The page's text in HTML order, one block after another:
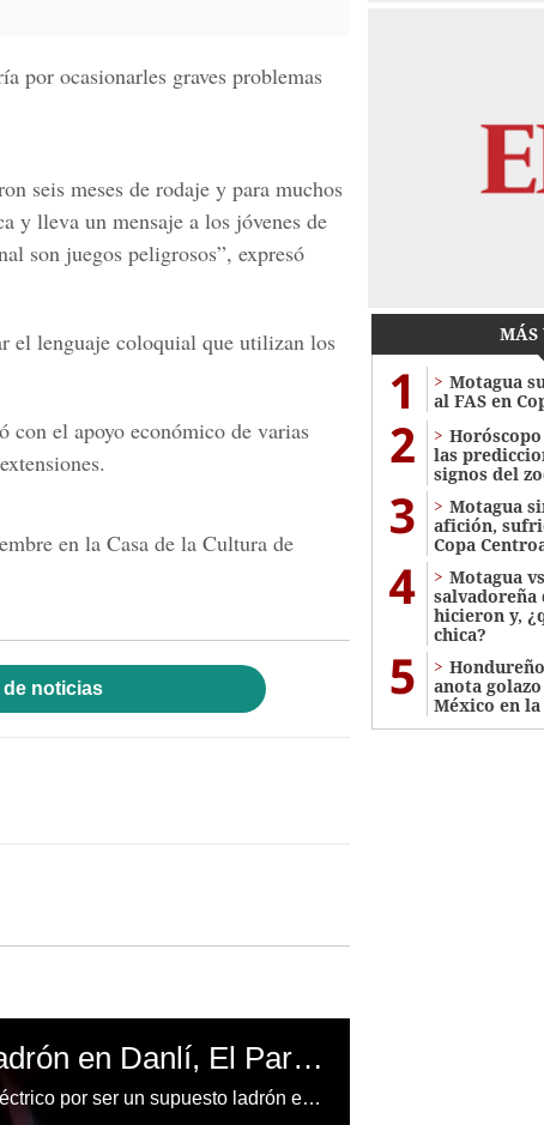
por ocasionarles graves problemas
seis meses de rodaje y para muchos
y lleva un mensaje a los jóvenes de
son juegos peligrosos”, expresó
el lenguaje coloquial que utilizan los
con el apoyo económico de varias
en la Casa de la Cultura de
de noticias
Atan a un poste a supuesto ladrón en Danlí, El Paraíso
Un hombre fue atado a un poste del tendido eléctrico por ser un supuesto ladrón el la localidad de Bella Vista, Danlí, en el departamento de El Paraíso.
MÁS
1
Motagua
al FAS en
2
las
signos del
3
Motagua
afición,
Copa
4
Motagua
salvadoreña
hicieron y,
chica?
5
anota
México en la